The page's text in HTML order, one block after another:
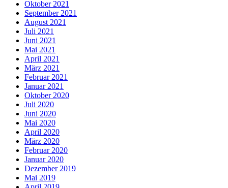
Oktober 2021
September 2021
August 2021
Juli 2021
Juni 2021
Mai 2021
April 2021
März 2021
Februar 2021
Januar 2021
Oktober 2020
Juli 2020
Juni 2020
Mai 2020
April 2020
März 2020
Februar 2020
Januar 2020
Dezember 2019
Mai 2019